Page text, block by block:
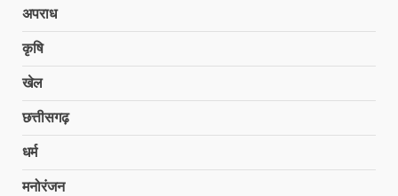
अपराध
कृषि
खेल
छत्तीसगढ़
धर्म
मनोरंजन